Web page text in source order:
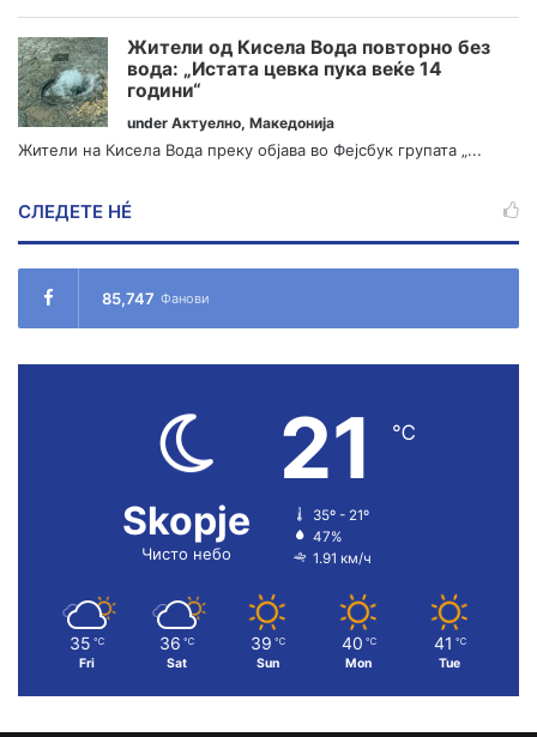
Жители од Кисела Вода повторно без
вода: „Истата цевка пука веќе 14
години“
under Актуелно, Македонија
Жители на Кисела Вода преку објава во Фејсбук групата „...
СЛЕДЕТЕ НÉ
85,747 Фанови
Skopje
Чисто небо
21 ℃
35º - 21º
47%
1.91 км/ч
35 ℃
Fri
36 ℃
Sat
39 ℃
Sun
40 ℃
Mon
41 ℃
Tue